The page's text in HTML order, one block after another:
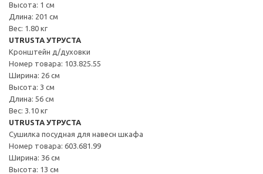
Высота: 1 см
Длина: 201 см
Вес: 1.80 кг
UTRUSTA УТРУСТА
Кронштейн д/духовки
Номер товара: 103.825.55
Ширина: 26 см
Высота: 3 см
Длина: 56 см
Вес: 3.10 кг
UTRUSTA УТРУСТА
Сушилка посудная для навесн шкафа
Номер товара: 603.681.99
Ширина: 36 см
Высота: 13 см